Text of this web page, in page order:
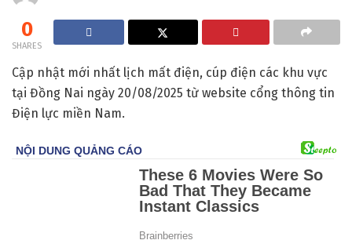
0
SHARES
Cập nhật mới nhất lịch mất điện, cúp điện các khu vực
tại Đồng Nai ngày 20/08/2025 từ website cổng thông tin
Điện lực miền Nam.